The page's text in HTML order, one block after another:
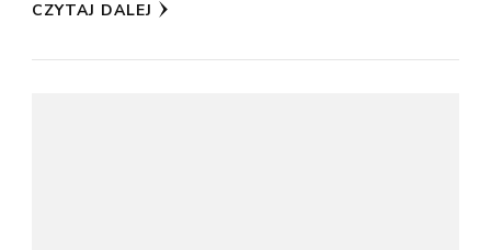
CZYTAJ DALEJ